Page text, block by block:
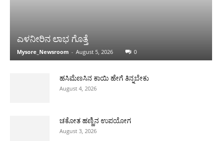
ಎಳನೀರಿನ ಲಾಭ ಗೊತ್ತೆ
Mysore_Newsroom - August 5, 2026 0
ಹಸಿಮೆಣಸಿನ ಕಾಯಿ ಹೇಗೆ ತಿನ್ನಬೇಕು
August 4, 2026
ಚಕೋತ ಹಣ್ಣಿನ ಉಪಯೋಗ
August 3, 2026